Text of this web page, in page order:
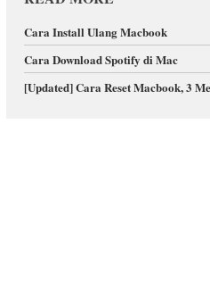
Cara Install Ulang Macbook
Cara Download Spotify di Mac
[Updated] Cara Reset Macbook, 3